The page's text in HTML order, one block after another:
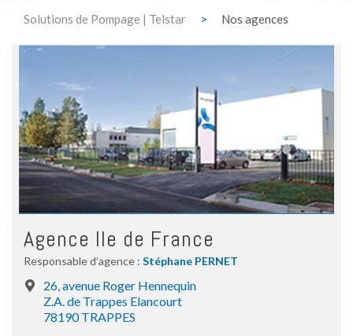
Solutions de Pompage | Telstar > Nos agences
Agence Ile de France
Responsable d’agence : Stéphane PERNET
26, avenue Roger Hennequin
Z.A. de Trappes Elancourt
78190 TRAPPES